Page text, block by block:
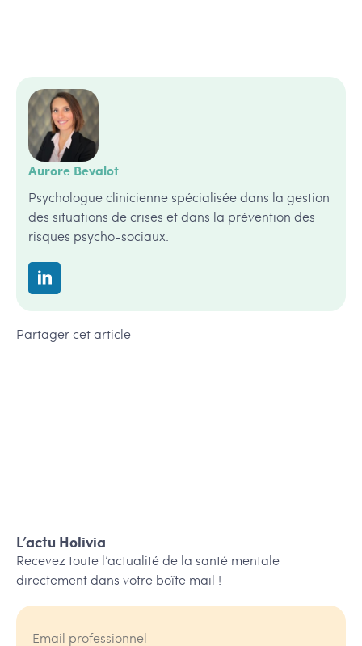
Partager cet article
Aurore Bevalot
Psychologue clinicienne spécialisée dans la gestion
des situations de crises et dans la prévention des
risques psycho-sociaux.
L’actu Holivia
Recevez toute l’actualité de la santé mentale
directement dans votre boîte mail !